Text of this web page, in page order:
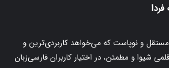
مستقل و نوپاست که می‌خواهد کاربردی‌ترین و
شیوا و مطمئن، در اختیار کاربران فارسی‌زبان